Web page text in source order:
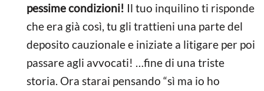
pessime condizioni! Il tuo inquilino ti risponde
che era già così, tu gli trattieni una parte del
deposito cauzionale e iniziate a litigare per poi
passare agli avvocati! …fine di una triste
storia. Ora starai pensando “sì ma io ho